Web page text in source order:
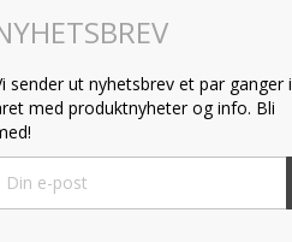
sender ut nyhetsbrev et par ganger i
med produktnyheter og info. Bli
Up